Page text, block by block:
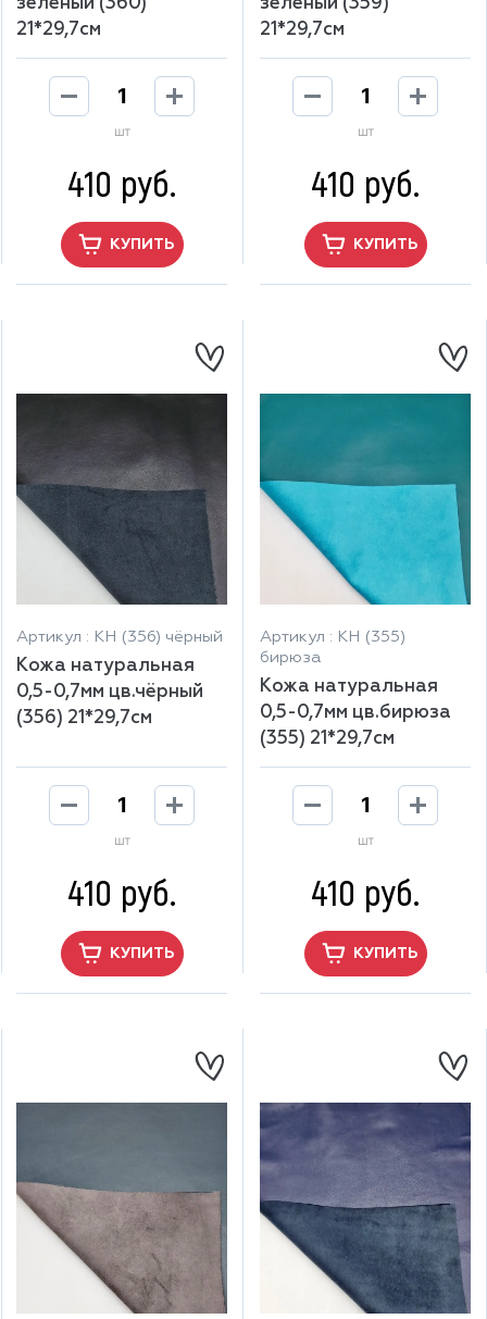
зелёный (360)
21*29,7см
шт
410 руб.
КУПИТЬ
зелёный (359)
21*29,7см
шт
410 руб.
КУПИТЬ
Артикул : КН (356) чёрный
Кожа натуральная
0,5-0,7мм цв.чёрный
(356) 21*29,7см
шт
410 руб.
КУПИТЬ
Артикул : КН (355)
бирюза
Кожа натуральная
0,5-0,7мм цв.бирюза
(355) 21*29,7см
шт
410 руб.
КУПИТЬ